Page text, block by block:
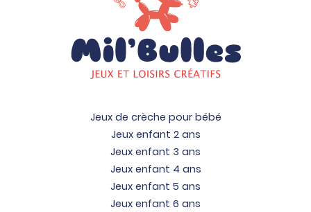
Jeux de crèche pour bébé
Jeux enfant 2 ans
Jeux enfant 3 ans
Jeux enfant 4 ans
Jeux enfant 5 ans
Jeux enfant 6 ans